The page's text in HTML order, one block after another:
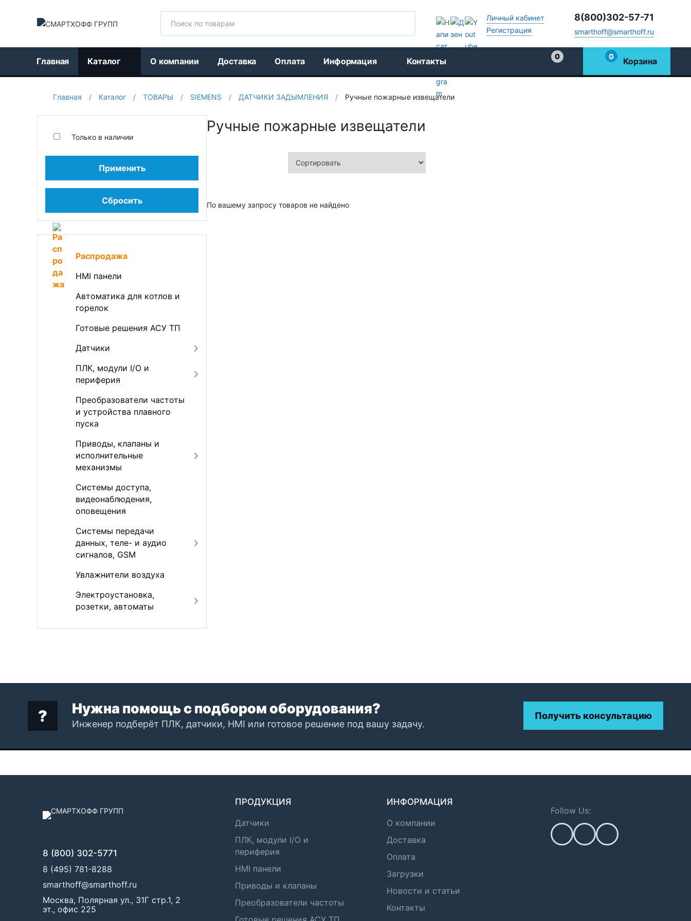
Личный кабинет
Регистрация
8(800)302-57-71
smarthoff@smarthoff.ru
Главная Каталог О компании Доставка Оплата Информация Контакты
0
0 Корзина
Главная / Каталог / ТОВАРЫ / SIEMENS / ДАТЧИКИ ЗАДЫМЛЕНИЯ / Ручные пожарные извещатели
Только в наличии
Применить
Сбросить
Распродажа
HMI панели
Автоматика для котлов и
горелок
Готовые решения АСУ ТП
Датчики
ПЛК, модули I/O и
периферия
Преобразователи частоты
и устройства плавного
пуска
Приводы, клапаны и
исполнительные
механизмы
Системы доступа,
видеонаблюдения,
оповещения
Системы передачи
данных, теле- и аудио
сигналов, GSM
Увлажнители воздуха
Электроустановка,
розетки, автоматы
Ручные пожарные извещатели
По вашему запросу товаров не найдено
Нужна помощь с подбором оборудования?
Инженер подберёт ПЛК, датчики, HMI или готовое решение под вашу задачу.
Получить консультацию
8 (800) 302-5771
8 (495) 781-8288
smarthoff@smarthoff.ru
Москва, Полярная ул., 31Г стр.1, 2
эт., офис 225
ПРОДУКЦИЯ
Датчики
ПЛК, модули I/O и
периферия
HMI панели
Приводы и клапаны
Преобразователи частоты
ИНФОРМАЦИЯ
О компании
Доставка
Оплата
Загрузки
Новости и статьи
Контакты
Follow Us: